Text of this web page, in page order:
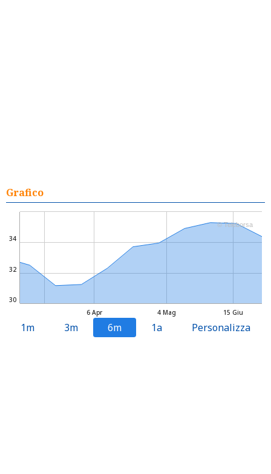
Grafico
15 Giu
6 Apr 4 Mag
30
32
34
© Teleborsa
1m 3m 6m 1a Personalizza